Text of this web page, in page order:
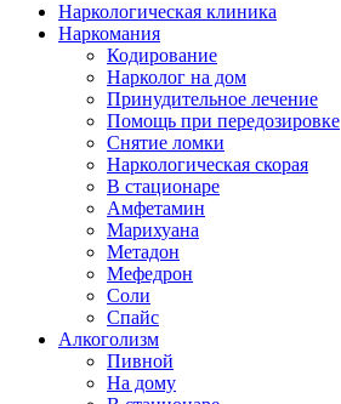
Наркологическая клиника
Наркомания
Кодирование
Нарколог на дом
Принудительное лечение
Помощь при передозировке
Снятие ломки
Наркологическая скорая
В стационаре
Амфетамин
Марихуана
Метадон
Мефедрон
Соли
Спайс
Алкоголизм
Пивной
На дому